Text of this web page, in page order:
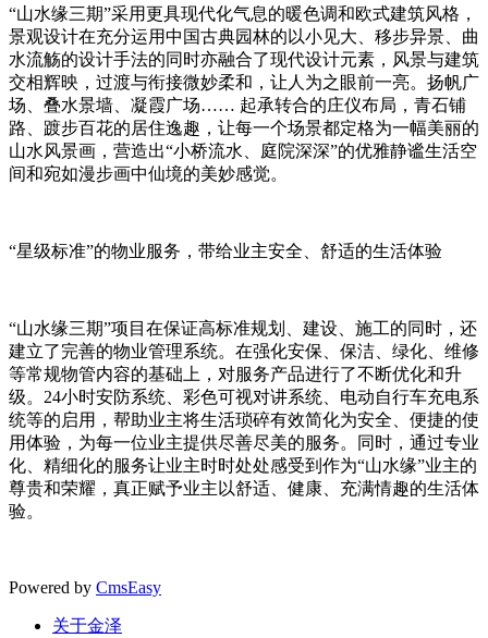
“山水缘三期”采用更具现代化气息的暖色调和欧式建筑风格，
景观设计在充分运用中国古典园林的以小见大、移步异景、曲
水流觞的设计手法的同时亦融合了现代设计元素，风景与建筑
交相辉映，过渡与衔接微妙柔和，让人为之眼前一亮。扬帆广
场、叠水景墙、凝霞广场…… 起承转合的庄仪布局，青石铺
路、踱步百花的居住逸趣，让每一个场景都定格为一幅美丽的
山水风景画，营造出“小桥流水、庭院深深”的优雅静谧生活空
间和宛如漫步画中仙境的美妙感觉。
“星级标准”的物业服务，带给业主安全、舒适的生活体验
“山水缘三期”项目在保证高标准规划、建设、施工的同时，还
建立了完善的物业管理系统。在强化安保、保洁、绿化、维修
等常规物管内容的基础上，对服务产品进行了不断优化和升
级。24小时安防系统、彩色可视对讲系统、电动自行车充电系
统等的启用，帮助业主将生活琐碎有效简化为安全、便捷的使
用体验，为每一位业主提供尽善尽美的服务。同时，通过专业
化、精细化的服务让业主时时处处感受到作为“山水缘”业主的
尊贵和荣耀，真正赋予业主以舒适、健康、充满情趣的生活体
验。
Powered by CmsEasy
关于金泽